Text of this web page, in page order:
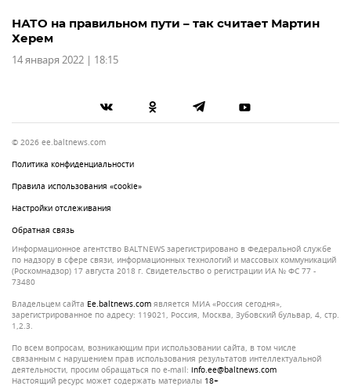
НАТО на правильном пути – так считает Мартин
Херем
14 января 2022 | 18:15
© 2026 ee.baltnews.com
Политика конфиденциальности
Правила использования «cookie»
Настройки отслеживания
Обратная связь
Информационное агентство BALTNEWS зарегистрировано в Федеральной службе
по надзору в сфере связи, информационных технологий и массовых коммуникаций
(Роскомнадзор) 17 августа 2018 г. Свидетельство о регистрации ИА № ФС 77 -
73480
Владельцем сайта
ee.baltnews.com является МИА «Россия сегодня»,
зарегистрированное по адресу: 119021, Россия, Москва, Зубовский бульвар, 4, стр.
1,2.3.
По всем вопросам, возникающим при использовании сайта, в том числе
связанным с нарушением прав использования результатов интеллектуальной
деятельности, просим обращаться по e-mail: info.ee@baltnews.com
Настоящий ресурс может содержать материалы 18+